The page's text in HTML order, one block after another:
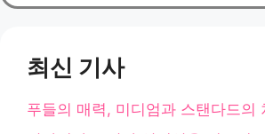
최신 기사
푸들의 매력, 미디엄과 스탠다드의